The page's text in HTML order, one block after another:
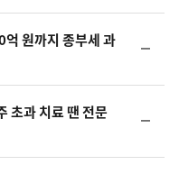
하
원까지 종부세 과
일
초과 치료 땐 전문
일